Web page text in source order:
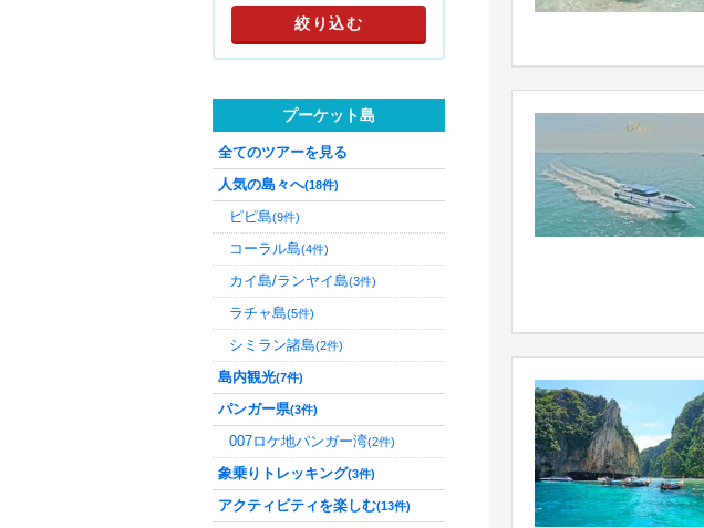
プーケット島
全てのツアーを見る
人気の島々へ(18件)
ピピ島(9件)
コーラル島(4件)
カイ島/ランヤイ島(3件)
ラチャ島(5件)
シミラン諸島(2件)
島内観光(7件)
パンガー県(3件)
007ロケ地パンガー湾(2件)
象乗りトレッキング(3件)
アクティビティを楽しむ(13件)